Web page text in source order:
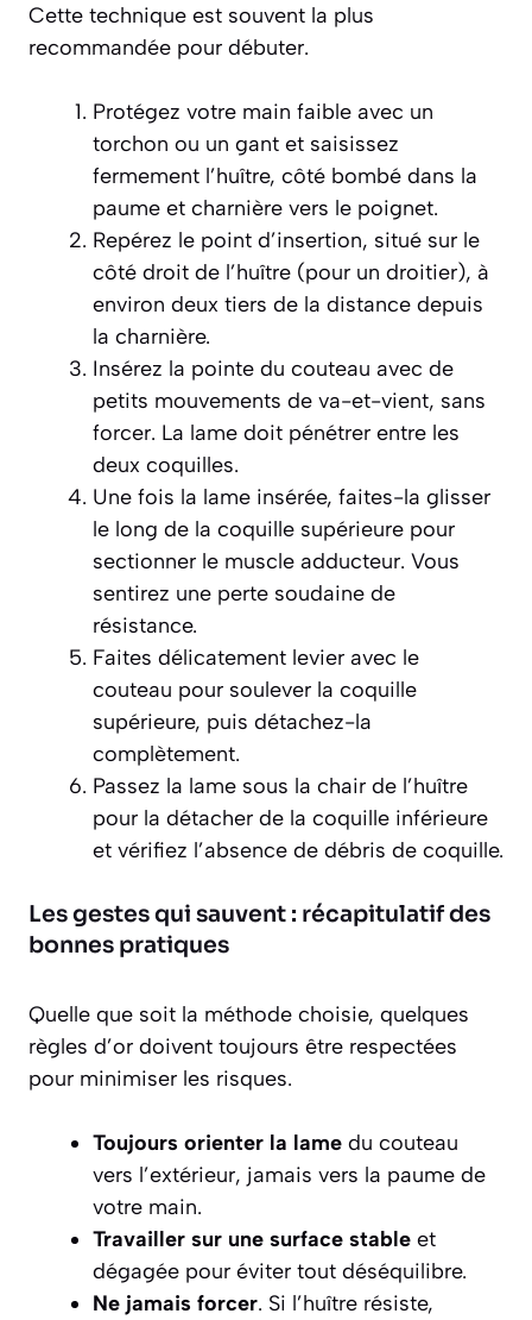
Cette technique est souvent la plus
recommandée pour débuter.
Protégez votre main faible avec un
torchon ou un gant et saisissez
fermement l’huître, côté bombé dans la
paume et charnière vers le poignet.
Repérez le point d’insertion, situé sur le
côté droit de l’huître (pour un droitier), à
environ deux tiers de la distance depuis
la charnière.
Insérez la pointe du couteau avec de
petits mouvements de va-et-vient, sans
forcer. La lame doit pénétrer entre les
deux coquilles.
Une fois la lame insérée, faites-la glisser
le long de la coquille supérieure pour
sectionner le muscle adducteur. Vous
sentirez une perte soudaine de
résistance.
Faites délicatement levier avec le
couteau pour soulever la coquille
supérieure, puis détachez-la
complètement.
Passez la lame sous la chair de l’huître
pour la détacher de la coquille inférieure
et vérifiez l’absence de débris de coquille.
Les gestes qui sauvent : récapitulatif des
bonnes pratiques
Quelle que soit la méthode choisie, quelques
règles d’or doivent toujours être respectées
pour minimiser les risques.
Toujours orienter la lame du couteau
vers l’extérieur, jamais vers la paume de
votre main.
Travailler sur une surface stable et
dégagée pour éviter tout déséquilibre.
Ne jamais forcer. Si l’huître résiste,